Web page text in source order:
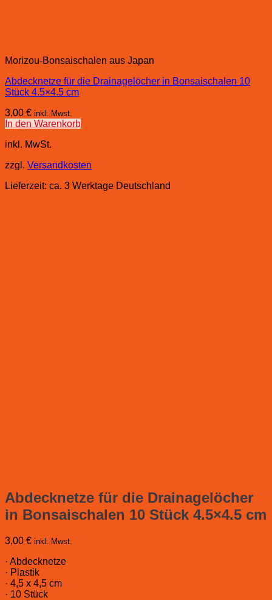
Morizou-Bonsaischalen aus Japan
Abdecknetze für die Drainagelöcher in Bonsaischalen 10
Stück 4.5×4.5 cm
3,00 € inkl. Mwst.
In den Warenkorb
inkl. MwSt.
zzgl. Versandkosten
Lieferzeit: ca. 3 Werktage Deutschland
Abdecknetze für die Drainagelöcher
in Bonsaischalen 10 Stück 4.5×4.5 cm
3,00 € inkl. Mwst.
· Abdecknetze
· Plastik
· 4,5 x 4,5 cm
· 10 Stück